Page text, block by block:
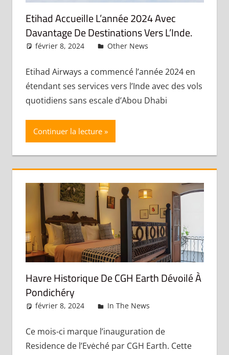
Etihad Accueille L’année 2024 Avec
Davantage De Destinations Vers L’Inde.
février 8, 2024 admin
Other News
Etihad Airways a commencé l’année 2024 en
étendant ses services vers l’Inde avec des vols
quotidiens sans escale d’Abou Dhabi
Continuer la lecture
Havre Historique De CGH Earth Dévoilé À
Pondichéry
février 8, 2024 admin
In The News
Ce mois-ci marque l’inauguration de
Residence de l’Evėché par CGH Earth. Cette